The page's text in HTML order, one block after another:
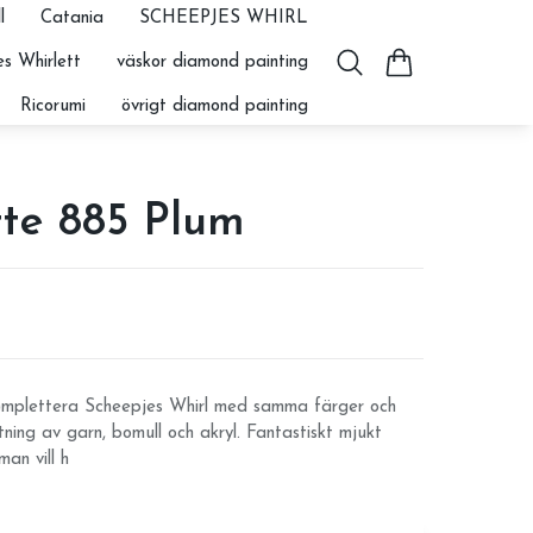
Catania SCHEEPJES WHIRL
Whirlett väskor diamond painting
Ricorumi övrigt diamond painting
885 Plum
Scheepjes Whirl med samma färger och
av garn, bomull och akryl. Fantastiskt mjukt
vill h